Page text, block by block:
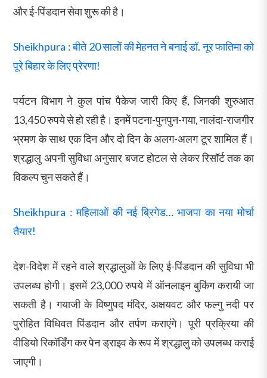
और ई-पिंडदान सेवा शुरू की है।
Sheikhpura : बीते 20 सालों की मेहनत ने बनाई डॉ. नूर फातिमा को
पूरे बिहार के लिए प्रेरणा!
पर्यटन विभाग ने कुल पांच पैकेज जारी किए हैं, जिनकी शुरुआत
13,450 रुपये से हो रही है। इनमें पटना-पुनपुन-गया, नालंदा-राजगीर
भ्रमण के साथ एक दिन और दो दिन के अलग-अलग टूर शामिल हैं।
श्रद्धालु अपनी सुविधा अनुसार बजट होटल से लेकर रिसॉर्ट तक का
विकल्प चुन सकते हैं।
Sheikhpura : महिलाओं की नई ब्रिगेड… भाजपा का नया मोर्चा
तैयार!
देश-विदेश में रहने वाले श्रद्धालुओं के लिए ई-पिंडदान की सुविधा भी
उपलब्ध होगी। इसमें 23,000 रुपये में ऑनलाइन बुकिंग करायी जा
सकती है। गयाजी के विष्णुपद मंदिर, अक्षयवट और फल्गु नदी पर
पुरोहित विधिवत पिंडदान और तर्पण कराएंगे। पूरी प्रक्रिया की
वीडियो रिकॉर्डिंग कर पेन ड्राइव के रूप में श्रद्धालु को उपलब्ध कराई
जाएगी।